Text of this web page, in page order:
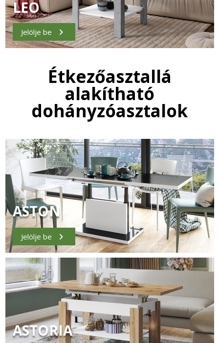
LEO
Jelölje be
Étkezőasztallá
alakítható
dohányzóasztalok
ASTON
Jelölje be
ASTORIA